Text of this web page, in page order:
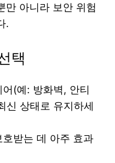
만 아니라 보안 위험
.
택
(예: 방화벽, 안티
신 상태로 유지하세
받는 데 아주 효과